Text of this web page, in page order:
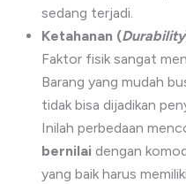
sedang terjadi.
Ketahanan (Durability
Faktor fisik sangat
Barang yang mudah
tidak bisa dijadikan
Inilah perbedaan
bernilai dengan
yang baik harus